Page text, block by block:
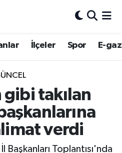
İlçeler Spor E-
gibi takılan
verdi
Toplantısı'nda
ve Fikstür